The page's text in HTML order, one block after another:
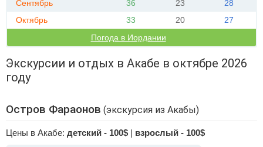
Сентябрь
36 23
28
Октябрь
33 20
27
Погода в Иордании
Экскурсии и отдых в Акабе в октябре 2026
году
Остров Фараонов (экскурсия из Акабы)
Цены в Акабе: детский - 100$ | взрослый - 100$